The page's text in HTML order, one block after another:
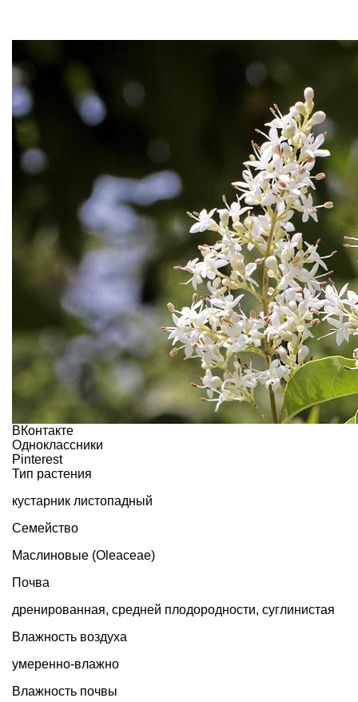
ВКонтакте
Одноклассники
Pinterest
Тип растения
кустарник листопадный
Семейство
Маслиновые (Oleaceae)
Почва
дренированная, средней плодородности, суглинистая
Влажность воздуха
умеренно-влажно
Влажность почвы